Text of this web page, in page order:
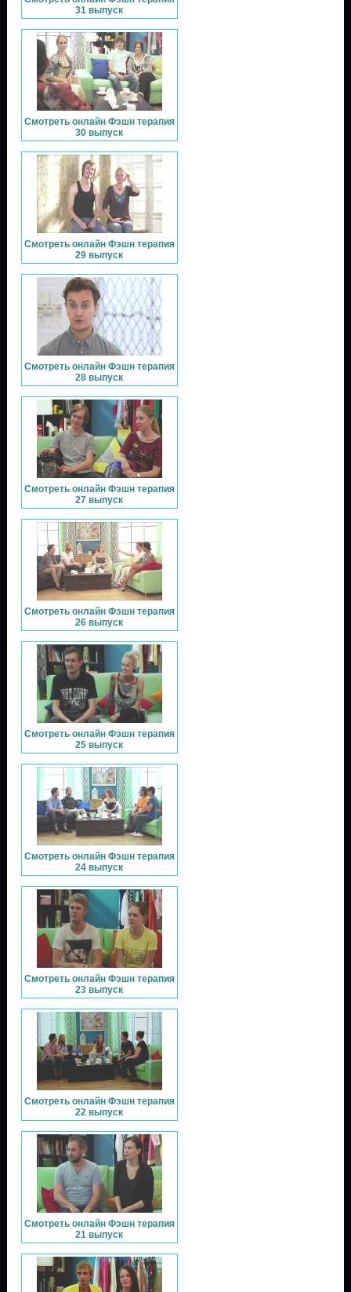
31 выпуск
Смотреть онлайн Фэшн терапия
30 выпуск
Смотреть онлайн Фэшн терапия
29 выпуск
Смотреть онлайн Фэшн терапия
28 выпуск
Смотреть онлайн Фэшн терапия
27 выпуск
Смотреть онлайн Фэшн терапия
26 выпуск
Смотреть онлайн Фэшн терапия
25 выпуск
Смотреть онлайн Фэшн терапия
24 выпуск
Смотреть онлайн Фэшн терапия
23 выпуск
Смотреть онлайн Фэшн терапия
22 выпуск
Смотреть онлайн Фэшн терапия
21 выпуск